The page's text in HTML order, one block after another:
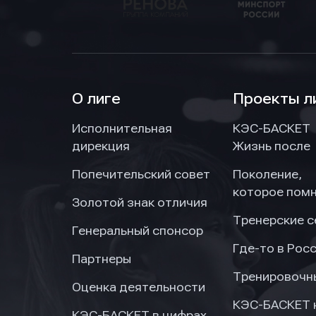
О лиге
Исполнительная
дирекция
Попечительский совет
Золотой знак отличия
Генеральный спонсор
Партнеры
Оценка деятельности
Проекты
КЭС-БАСКЕТ
Жизнь после
Поколение,
которое
Тренерские
Где-то в
КЭС-БАСКЕТ